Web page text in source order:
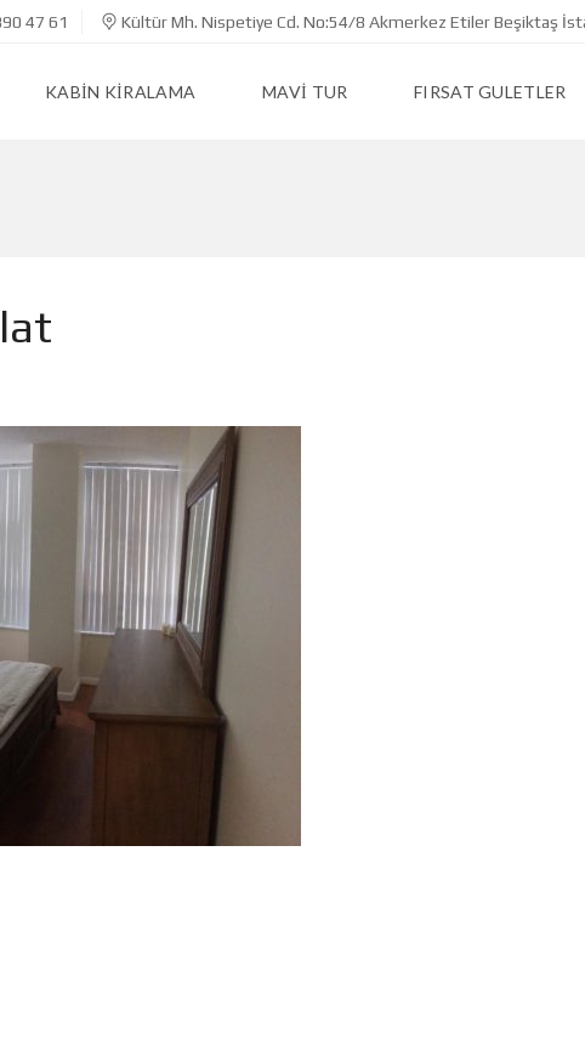
47 61 Kültür Mh. Nispetiye Cd. No:54/8 Akmerkez Etiler Beşiktaş
KABIN KIRALAMA MAVI TUR FIRSAT GULETLER